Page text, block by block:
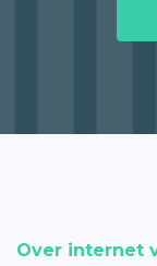
Over internet